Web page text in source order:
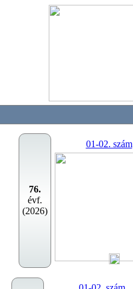
76.
évf.
(2026)
01-02. szám